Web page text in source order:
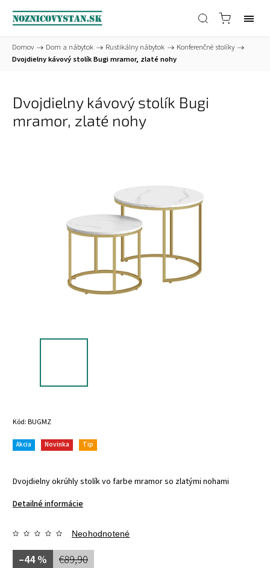
Domov / Dom a nábytok / Rustikálny nábytok / Konferenčné stolíky /
Dvojdielny kávový stolík Bugi mramor, zlaté nohy
Dvojdielny kávový stolík Bugi
mramor, zlaté nohy
Kód:BUGMZ
Akcia Novinka Tip
Dvojdielny okrúhly stolík vo farbe mramor so zlatými nohami
Detailné informácie
Neohodnotené
€89,90
–44 %